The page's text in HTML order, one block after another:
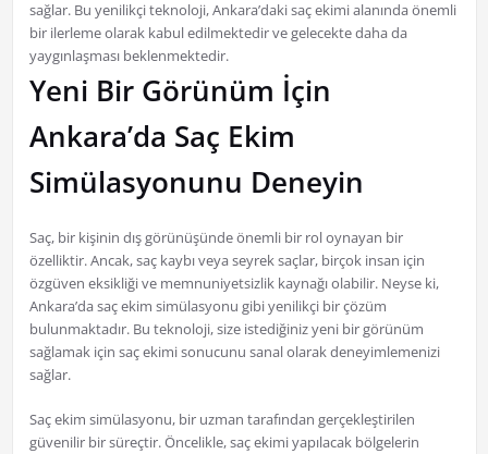
sağlar. Bu yenilikçi teknoloji, Ankara’daki saç ekimi alanında önemli
bir ilerleme olarak kabul edilmektedir ve gelecekte daha da
yaygınlaşması beklenmektedir.
Yeni Bir Görünüm İçin
Ankara’da Saç Ekim
Simülasyonunu Deneyin
Saç, bir kişinin dış görünüşünde önemli bir rol oynayan bir
özelliktir. Ancak, saç kaybı veya seyrek saçlar, birçok insan için
özgüven eksikliği ve memnuniyetsizlik kaynağı olabilir. Neyse ki,
Ankara’da saç ekim simülasyonu gibi yenilikçi bir çözüm
bulunmaktadır. Bu teknoloji, size istediğiniz yeni bir görünüm
sağlamak için saç ekimi sonucunu sanal olarak deneyimlemenizi
sağlar.
Saç ekim simülasyonu, bir uzman tarafından gerçekleştirilen
güvenilir bir süreçtir. Öncelikle, saç ekimi yapılacak bölgelerin